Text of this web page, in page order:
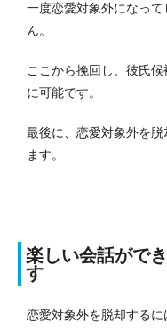
一度恋愛対象外になっ
ん。
ここから挽回し、彼氏
に可能です。
最後に、恋愛対象外を
ます。
楽しい会話がで
す
恋愛対象外を脱却する